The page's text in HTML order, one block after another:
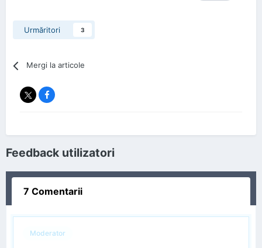
Urmăritori 3
Mergi la articole
Feedback utilizatori
7 Comentarii
Moderator